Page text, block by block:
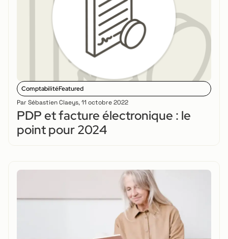
ComptabilitéFeatured
Par Sébastien Claeys,11 octobre 2022
PDP et facture électronique : le
point pour 2024